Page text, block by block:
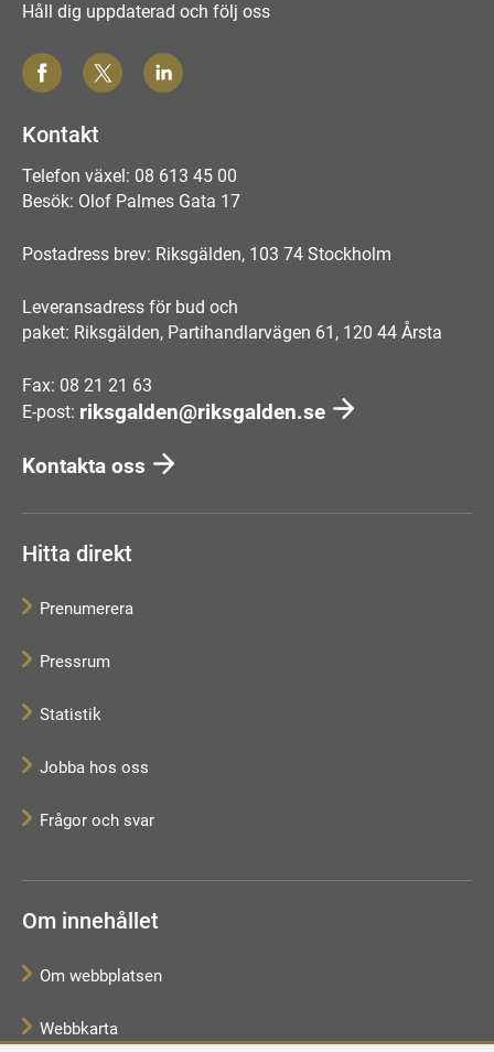
Håll dig uppdaterad och följ oss
Kontakt
Telefon växel: 08 613 45 00
Besök: Olof Palmes Gata 17
Postadress brev: Riksgälden, 103 74 Stockholm
Leveransadress för bud och
paket: Riksgälden, Partihandlarvägen 61, 120 44 Årsta
Fax: 08 21 21 63
E-post: riksgalden@riksgalden.se
Kontakta oss
Hitta direkt
Prenumerera
Pressrum
Statistik
Jobba hos oss
Frågor och svar
Om innehållet
Om webbplatsen
Webbkarta